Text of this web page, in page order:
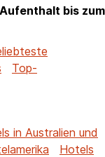
bis zum
Top-
in Australien und
Hotels